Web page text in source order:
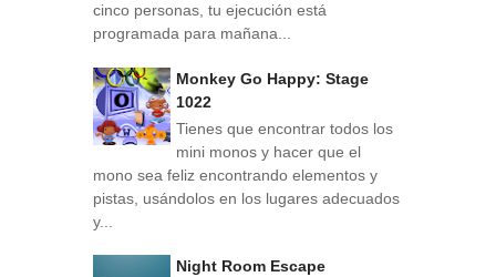
cinco personas, tu ejecución está
programada para mañana...
Monkey Go Happy: Stage
1022
Tienes que encontrar todos los
mini monos y hacer que el
mono sea feliz encontrando elementos y
pistas, usándolos en los lugares adecuados
y...
Night Room Escape